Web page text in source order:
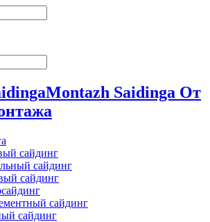
Montazh Saidinga От
сайдинг
сайдинг
сайдинг
сайдинг
сайдинг